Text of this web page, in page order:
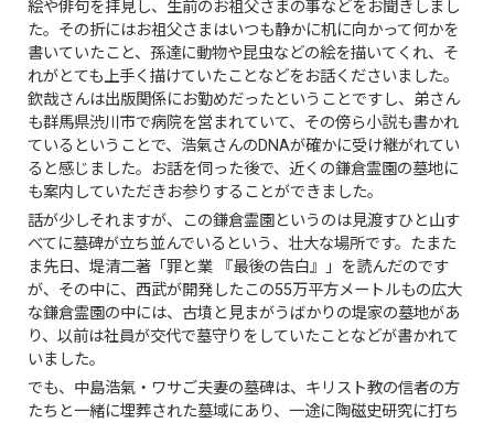
絵や俳句を拝見し、生前のお祖父さまの事などをお聞きしまし
た。その折にはお祖父さまはいつも静かに机に向かって何かを
書いていたこと、孫達に動物や昆虫などの絵を描いてくれ、そ
れがとても上手く描けていたことなどをお話くださいました。
欽哉さんは出版関係にお勤めだったということですし、弟さん
も群馬県渋川市で病院を営まれていて、その傍ら小説も書かれ
ているということで、浩氣さんのDNAが確かに受け継がれてい
ると感じました。お話を伺った後で、近くの鎌倉霊園の墓地に
も案内していただきお参りすることができました。
話が少しそれますが、この鎌倉霊園というのは見渡すひと山す
べてに墓碑が立ち並んでいるという、壮大な場所です。たまた
ま先日、堤清二著「罪と業 『最後の告白』」を読んだのです
が、その中に、西武が開発したこの55万平方メートルもの広大
な鎌倉霊園の中には、古墳と見まがうばかりの堤家の墓地があ
り、以前は社員が交代で墓守りをしていたことなどが書かれて
いました。
でも、中島浩氣・ワサご夫妻の墓碑は、キリスト教の信者の方
たちと一緒に埋葬された墓域にあり、一途に陶磁史研究に打ち